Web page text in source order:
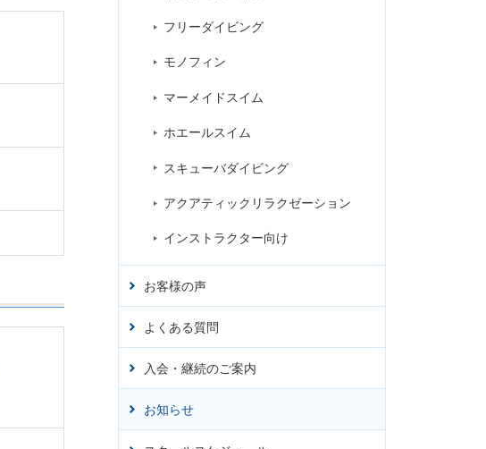
フリーダイビング
モノフィン
マーメイドスイム
ホエールスイム
スキューバダイビング
アクアティックリラクゼーション
インストラクター向け
お客様の声
よくある質問
入会・継続のご案内
お知らせ